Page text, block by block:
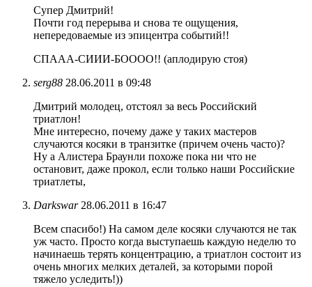
Супер Дмитрий!
Почти год перерыва и снова те ощущения,
непередоваемые из эпицентра событий!!
СПААА-СИИИ-БОООО!! (аплодирую стоя)
serg88 28.06.2011 в 09:48
Дмитрий молодец, отстоял за весь Российский
триатлон!
Мне интересно, почему даже у таких мастеров
случаются косяки в транзитке (причем очень часто)?
Ну а Алистера Браунли похоже пока ни что не
остановит, даже прокол, если только наши Российские
триатлеты,
Darkswar 28.06.2011 в 16:47
Всем спасибо!) На самом деле косяки случаются не так
уж часто. Просто когда выступаешь каждую неделю то
начинаешь терять концентрацию, а триатлон состоит из
очень многих мелких деталей, за которыми порой
тяжело уследить!))